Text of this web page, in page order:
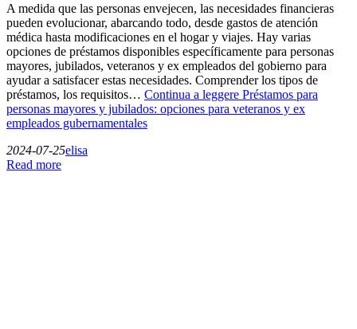
A medida que las personas envejecen, las necesidades financieras
pueden evolucionar, abarcando todo, desde gastos de atención
médica hasta modificaciones en el hogar y viajes. Hay varias
opciones de préstamos disponibles específicamente para personas
mayores, jubilados, veteranos y ex empleados del gobierno para
ayudar a satisfacer estas necesidades. Comprender los tipos de
préstamos, los requisitos… Continua a leggere Préstamos para
personas mayores y jubilados: opciones para veteranos y ex
empleados gubernamentales
2024-07-25elisa
Read more